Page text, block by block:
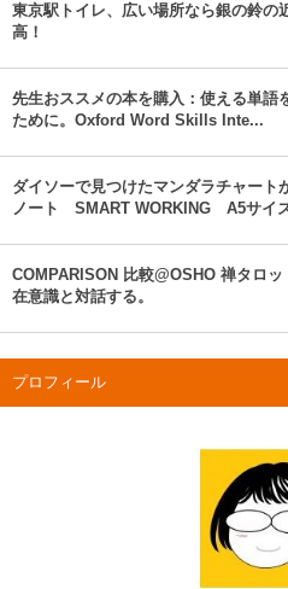
東京駅トイレ、広い場所なら銀の鈴の
高！
先生おススメの本を購入：使える単語
ために。Oxford Word Skills Inte...
ダイソーで見つけたマンダラチャート
ノート SMART WORKING A5サイ
COMPARISON 比較@OSHO 禅タロッ
在意識と対話する。
プロフィール